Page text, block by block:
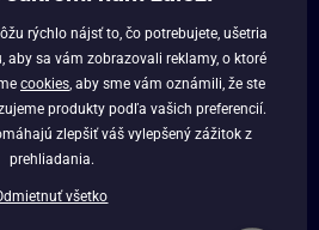
rýchlo nájsť to, čo potrebujete, ušetria
aby sa vám zobrazovali reklamy, o ktoré
cookies , aby sme vám oznámili, že ste
produkty podľa vašich preferencií.
zlepšiť váš vylepšený zážitok z
prehliadania.
všetko